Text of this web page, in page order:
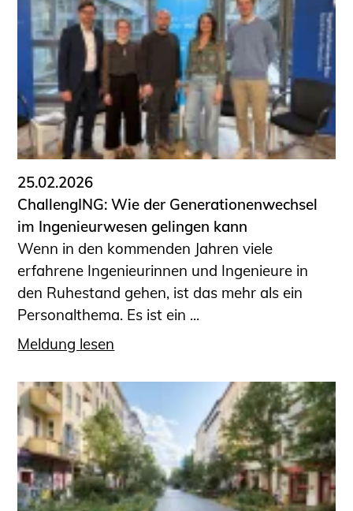
25.02.2026
ChallengING: Wie der Generationenwechsel
im Ingenieurwesen gelingen kann
Wenn in den kommenden Jahren viele
erfahrene Ingenieurinnen und Ingenieure in
den Ruhestand gehen, ist das mehr als ein
Personalthema. Es ist ein ...
Meldung lesen